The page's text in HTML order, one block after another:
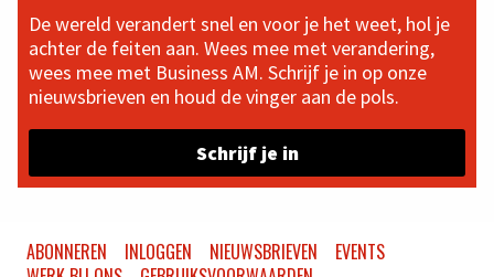
De wereld verandert snel en voor je het weet, hol je
achter de feiten aan. Wees mee met verandering,
wees mee met Business AM. Schrijf je in op onze
nieuwsbrieven en houd de vinger aan de pols.
Schrijf je in
ABONNEREN INLOGGEN NIEUWSBRIEVEN
EVENTS